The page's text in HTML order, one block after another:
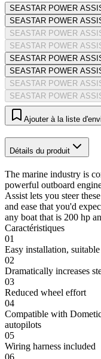
SEASTAR POWER
SEASTAR POWER
SEASTAR POWER
SEASTAR POWER
SEASTAR POWER
SEASTAR POWER
SEASTAR POWER
SEASTAR POWER
Ajouter à la liste
Détails du produit
The marine industry is
powerful outboard
Assist lets you steer
and ease that you'd
any boat that is 200 hp
Caractéristiques
01
Easy installation,
02
Dramatically increases
03
Reduced wheel effort
04
Compatible with
autopilots
05
Wiring harness included
06